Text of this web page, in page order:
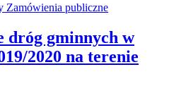
Zamówienia publiczne
dróg gminnych w
2020 na terenie